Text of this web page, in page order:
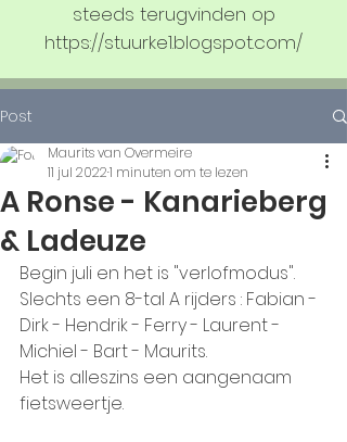
steeds terugvinden op
https://stuurke1.blogspot.com/
Post
A Ronse - Kanarieberg
& Ladeuze
Maurits van Overmeire
11 jul 20221 minuten om te lezen
Begin juli en het is "verlofmodus".
Slechts een 8-tal A rijders : Fabian -
Dirk - Hendrik - Ferry - Laurent -
Michiel - Bart - Maurits.
Het is alleszins een aangenaam
fietsweertje.